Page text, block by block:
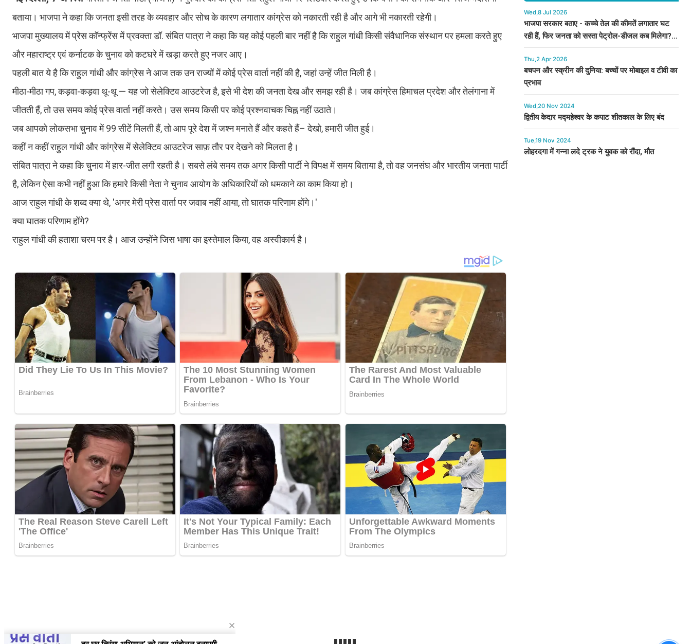
बताया। भाजपा ने कहा कि जनता इसी तरह के व्यवहार और सोच के कारण लगातार कांग्रेस को नकारती रही है और आगे भी नकारती रहेगी।
भाजपा मुख्यालय में प्रेस कॉन्फ्रेंस में प्रवक्ता डॉ. संबित पात्रा ने कहा कि यह कोई पहली बार नहीं है कि राहुल गांधी किसी संवैधानिक संस्थान पर हमला करते हुए
और महाराष्ट्र एवं कर्नाटक के चुनाव को कटघरे में खड़ा करते हुए नजर आए।
पहली बात ये है कि राहुल गांधी और कांग्रेस ने आज तक उन राज्यों में कोई प्रेस वार्ता नहीं की है, जहां उन्हें जीत मिली है।
मीठा-मीठा गप, कड़वा-कड़वा थू-थू — यह जो सेलेक्टिव आउटरेज है, इसे भी देश की जनता देख और समझ रही है। जब कांग्रेस हिमाचल प्रदेश और तेलंगाना में
जीतती हैं, तो उस समय कोई प्रेस वार्ता नहीं करते। उस समय किसी पर कोई प्रश्नवाचक चिह्न नहीं उठाते।
जब आपको लोकसभा चुनाव में 99 सीटें मिलती हैं, तो आप पूरे देश में जश्न मनाते हैं और कहते हैं– देखो, हमारी जीत हुई।
कहीं न कहीं राहुल गांधी और कांग्रेस में सेलेक्टिव आउटरेज साफ़ तौर पर देखने को मिलता है।
संबित पात्रा ने कहा कि चुनाव में हार-जीत लगी रहती है। सबसे लंबे समय तक अगर किसी पार्टी ने विपक्ष में समय बिताया है, तो वह जनसंघ और भारतीय जनता पार्टी
है, लेकिन ऐसा कभी नहीं हुआ कि हमारे किसी नेता ने चुनाव आयोग के अधिकारियों को धमकाने का काम किया हो।
आज राहुल गांधी के शब्द क्या थे, 'अगर मेरी प्रेस वार्ता पर जवाब नहीं आया, तो घातक परिणाम होंगे।'
क्या घातक परिणाम ​होंगे?
राहुल गांधी की हताशा चरम पर है। आज उन्होंने जिस भाषा का इस्तेमाल किया, वह अस्वीकार्य है।
Wed,8 Jul 2026
भाजपा सरकार बताए - कच्चे तेल की कीमतें लगातार घट
रही हैं, फिर जनता को सस्ता पेट्रोल-डीजल कब मिलेगा? :
कुमारी सैलजा
Thu,2 Apr 2026
बचपन और स्क्रीन की दुनिया: बच्चों पर मोबाइल व टीवी का
प्रभाव
Wed,20 Nov 2024
द्वितीय केदार मद्महेश्वर के कपाट शीतकाल के लिए बंद
Tue,19 Nov 2024
लोहरदगा में गन्ना लदे ट्रक ने युवक को रौंदा, मौत